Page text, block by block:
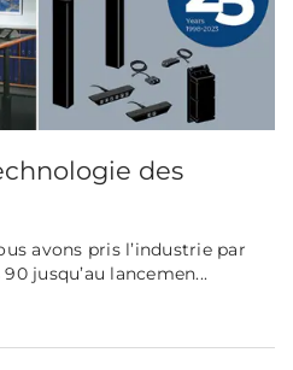
des
avons pris l’industrie par
jusqu’au lancemen...